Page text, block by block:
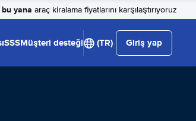
yana araç kiralama fiyatlarını karşılaştırıyoruz
SSSMüşteri desteği (TR) Giriş yap